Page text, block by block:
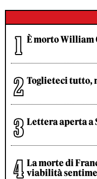
È morto William
Toglieteci tutto,
Lettera aperta a
La morte di
viabilità